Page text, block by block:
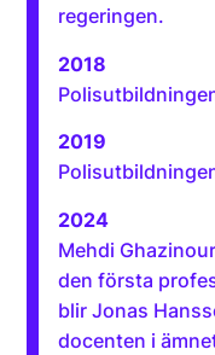
regeringen.
2018
2019
2024
Mehdi
den första
blir Jonas
docenten i